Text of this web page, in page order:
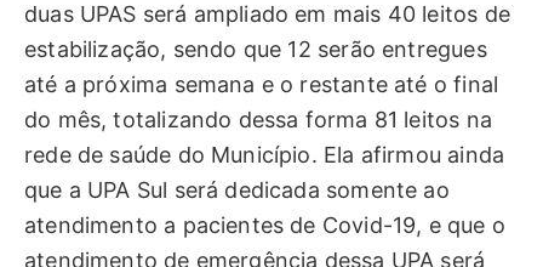
duas UPAS será ampliado em mais 40 leitos de
estabilização, sendo que 12 serão entregues
até a próxima semana e o restante até o final
do mês, totalizando dessa forma 81 leitos na
rede de saúde do Município. Ela afirmou ainda
que a UPA Sul será dedicada somente ao
atendimento a pacientes de Covid-19, e que o
atendimento de emergência dessa UPA será